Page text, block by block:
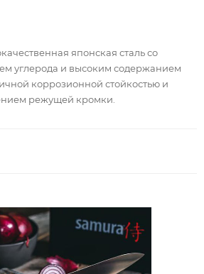
японская сталь со
углерода и высоким содержанием
коррозионной стойкостью и
режущей кромки.